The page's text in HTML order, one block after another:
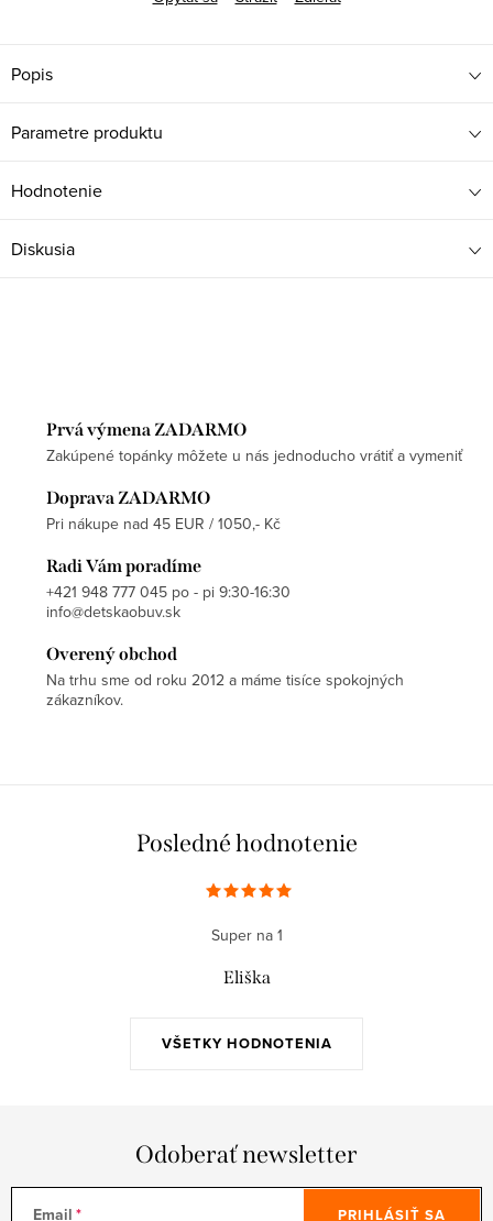
Popis
Parametre produktu
Hodnotenie
Diskusia
Prvá výmena ZADARMO
Zakúpené topánky môžete u nás jednoducho vrátiť a vymeniť
Doprava ZADARMO
Pri nákupe nad 45 EUR / 1050,- Kč
Radi Vám poradíme
+421 948 777 045 po - pi 9:30-16:30
info@detskaobuv.sk
Overený obchod
Na trhu sme od roku 2012 a máme tisíce spokojných
zákazníkov.
Posledné hodnotenie
VŠETKY HODNOTENIA
Super na 1
Eliška
Odoberať newsletter
Email PRIHLÁSIŤ SA